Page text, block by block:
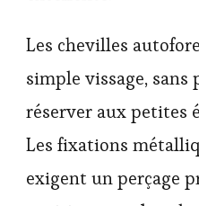
Les chevilles
simple vissage, sans
réserver aux petites
Les fixations
exigent un perçage